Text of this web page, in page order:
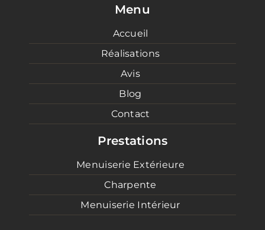
Menu
Accueil
Réalisations
Avis
Blog
Contact
Prestations
Menuiserie Extérieure
Charpente
Menuiserie Intérieur